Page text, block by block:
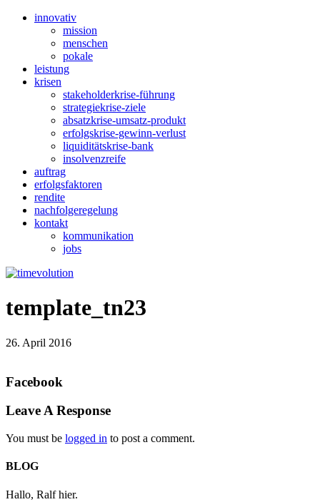
innovativ
mission
menschen
pokale
leistung
krisen
stakeholderkrise-führung
strategiekrise-ziele
absatzkrise-umsatz-produkt
erfolgskrise-gewinn-verlust
liquiditätskrise-bank
insolvenzreife
auftrag
erfolgsfaktoren
rendite
nachfolgeregelung
kontakt
kommunikation
jobs
template_tn23
26. April 2016
Facebook
Leave A Response
You must be logged in to post a comment.
BLOG
Hallo, Ralf hier.